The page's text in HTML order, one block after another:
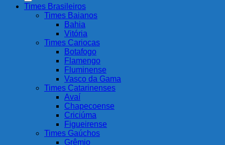
Times Brasileiros
Times Baianos
Bahia
Vitória
Times Cariocas
Botafogo
Flamengo
Fluminense
Vasco da Gama
Times Catarinenses
Avaí
Chapecoense
Criciúma
Figueirense
Times Gaúchos
Grêmio